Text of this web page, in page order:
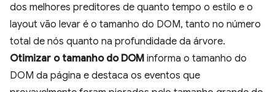
dos melhores preditores de quanto tempo o estilo e o
layout vão levar é o tamanho do DOM, tanto no número
total de nós quanto na profundidade da árvore.
Otimizar o tamanho do DOM informa o tamanho do
DOM da página e destaca os eventos que